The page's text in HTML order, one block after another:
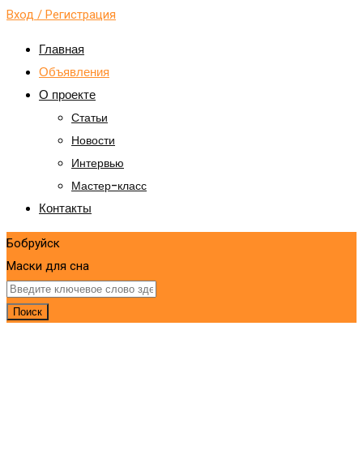
Вход / Регистрация
Главная
Объявления
О проекте
Статьи
Новости
Интервью
Мастер-класс
Контакты
Бобруйск
Маски для сна
Поиск